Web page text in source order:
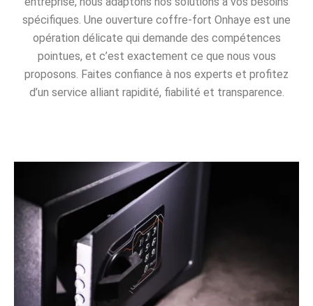
spécifiques. Une ouverture coffre-fort Onhaye est une
opération délicate qui demande des compétences
pointues, et c’est exactement ce que nous vous
proposons. Faites confiance à nos experts et profitez
d’un service alliant rapidité, fiabilité et transparence.